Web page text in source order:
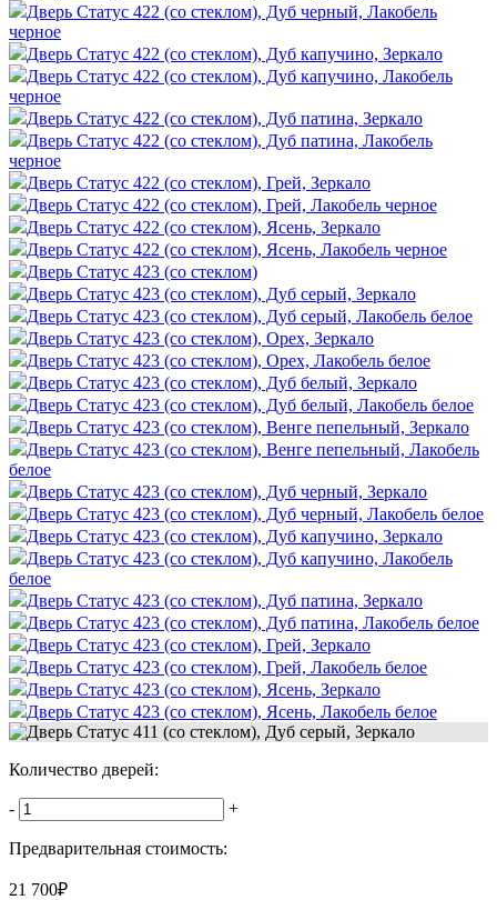
Дверь Статус 422 (со стеклом), Дуб черный, Лакобель
черное
Дверь Статус 422 (со стеклом), Дуб капучино, Зеркало
Дверь Статус 422 (со стеклом), Дуб капучино, Лакобель
черное
Дверь Статус 422 (со стеклом), Дуб патина, Зеркало
Дверь Статус 422 (со стеклом), Дуб патина, Лакобель
черное
Дверь Статус 422 (со стеклом), Грей, Зеркало
Дверь Статус 422 (со стеклом), Грей, Лакобель черное
Дверь Статус 422 (со стеклом), Ясень, Зеркало
Дверь Статус 422 (со стеклом), Ясень, Лакобель черное
Дверь Статус 423 (со стеклом)
Дверь Статус 423 (со стеклом), Дуб серый, Зеркало
Дверь Статус 423 (со стеклом), Дуб серый, Лакобель белое
Дверь Статус 423 (со стеклом), Орех, Зеркало
Дверь Статус 423 (со стеклом), Орех, Лакобель белое
Дверь Статус 423 (со стеклом), Дуб белый, Зеркало
Дверь Статус 423 (со стеклом), Дуб белый, Лакобель белое
Дверь Статус 423 (со стеклом), Венге пепельный, Зеркало
Дверь Статус 423 (со стеклом), Венге пепельный, Лакобель
белое
Дверь Статус 423 (со стеклом), Дуб черный, Зеркало
Дверь Статус 423 (со стеклом), Дуб черный, Лакобель белое
Дверь Статус 423 (со стеклом), Дуб капучино, Зеркало
Дверь Статус 423 (со стеклом), Дуб капучино, Лакобель
белое
Дверь Статус 423 (со стеклом), Дуб патина, Зеркало
Дверь Статус 423 (со стеклом), Дуб патина, Лакобель белое
Дверь Статус 423 (со стеклом), Грей, Зеркало
Дверь Статус 423 (со стеклом), Грей, Лакобель белое
Дверь Статус 423 (со стеклом), Ясень, Зеркало
Дверь Статус 423 (со стеклом), Ясень, Лакобель белое
Количество дверей:
- +
Предварительная стоимость:
21 700₽